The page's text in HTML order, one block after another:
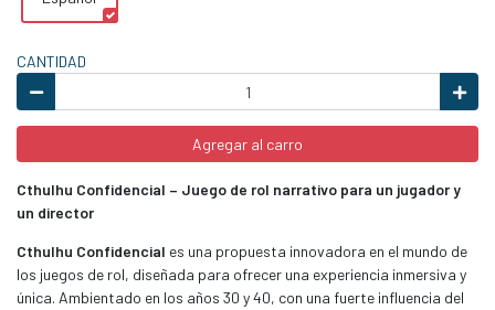
CANTIDAD
Agregar al carro
Cthulhu Confidencial – Juego de rol narrativo para un jugador y
un director
Cthulhu Confidencial es una propuesta innovadora en el mundo de
los juegos de rol, diseñada para ofrecer una experiencia inmersiva y
única. Ambientado en los años 30 y 40, con una fuerte influencia del